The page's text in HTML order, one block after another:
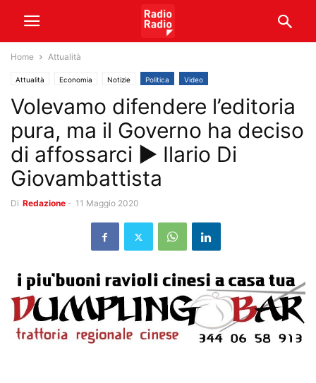
Home Attualità
Attualità Economia Notizie Politica Video
Volevamo difendere l’editoria
pura, ma il Governo ha deciso
di affossarci ► Ilario Di
Giovambattista
Di Redazione - 11 Maggio 2020